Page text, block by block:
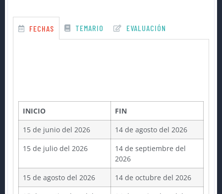
FECHAS TEMARIO EVALUACIÓN
INICIO
FIN
15 de junio del 2026
14 de agosto del 2026
15 de julio del 2026
14 de septiembre del
2026
15 de agosto del 2026
14 de octubre del 2026